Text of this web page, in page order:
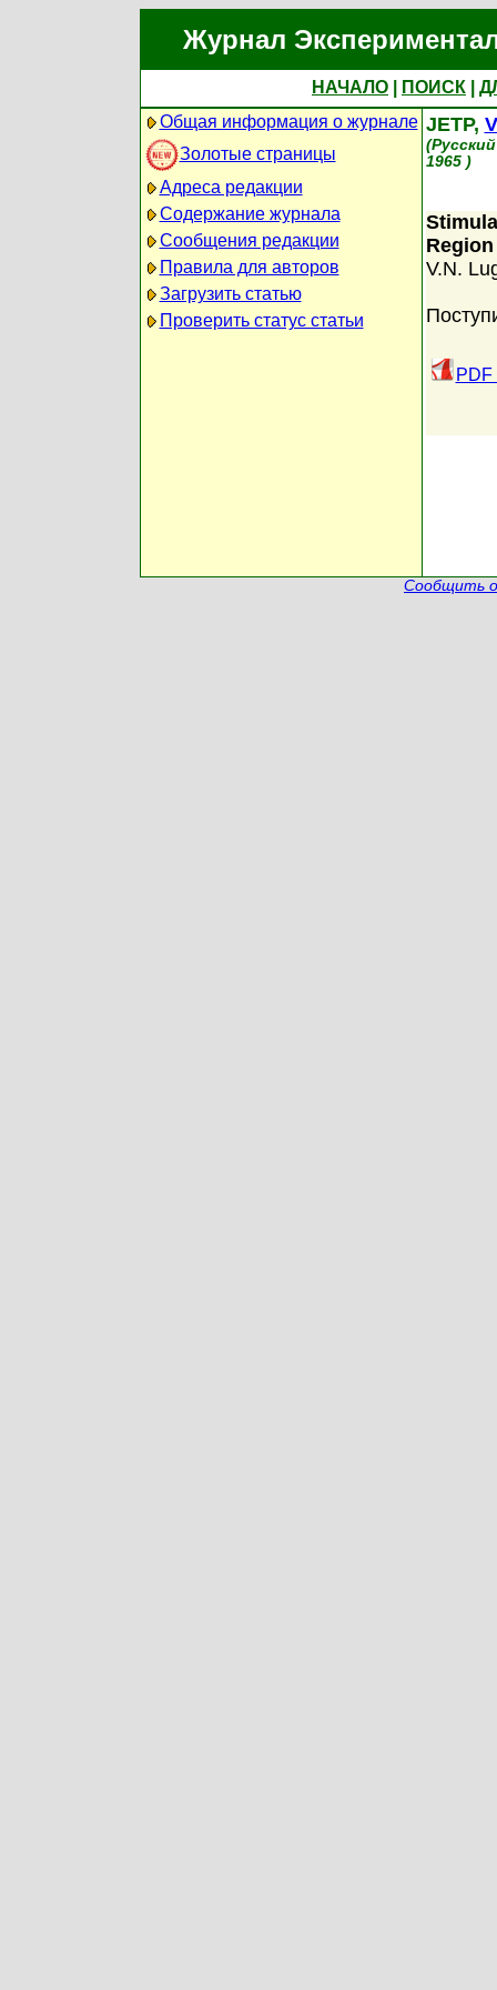
Журнал
НАЧАЛО ПОИСК
Общая информация о журнале
Золотые страницы
Адреса редакции
Содержание журнала
Сообщения редакции
Правила для авторов
Загрузить статью
Проверить статус статьи
JETP,
1965 )
Region
V.N.
PDF
Сообщить о